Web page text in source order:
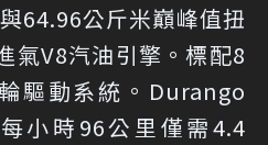
64.96公斤米巔峰值扭
氣V8汽油引擎。標配8
驅動系統。Durango
小時96公里僅需4.4